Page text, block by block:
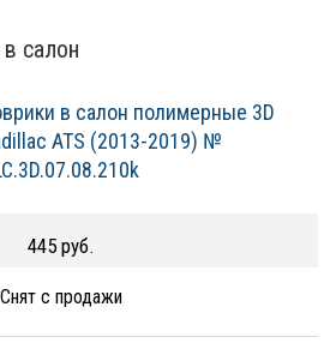
салон
в салон полимерные 3D
ATS (2013-2019) №
445 руб.
Снят с продажи